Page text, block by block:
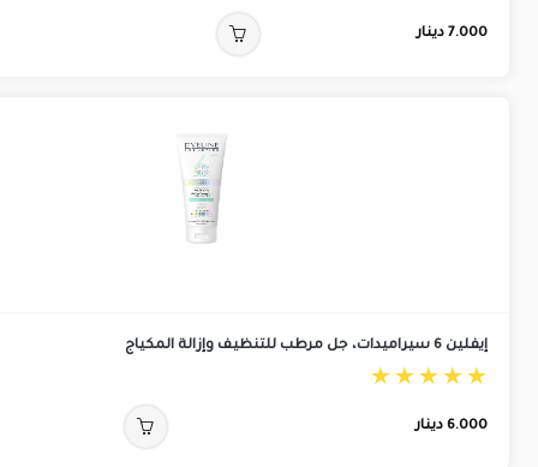
7.000 دينار
إيفلين 6 سيراميدات، جل مرطب للتنظيف وإزالة المكياج
6.000 دينار